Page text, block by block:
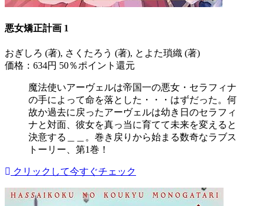
悪女矯正計画 1
おぎしろ (著), さくたろう (著), とよた瑣織 (著)
価格：634円 50％ポイント還元
魔法使いアーヴェルは帝国一の悪女・セラフィナ
の手によって命を落とした・・・はずだった。何
故か過去に戻ったアーヴェルは幼き日のセラフィ
ナと対面、彼女を真っ当に育てて未来を変えると
決意する＿＿。巻き戻りから始まる数奇なラブス
トーリー、第1巻！
クリックして今すぐチェック